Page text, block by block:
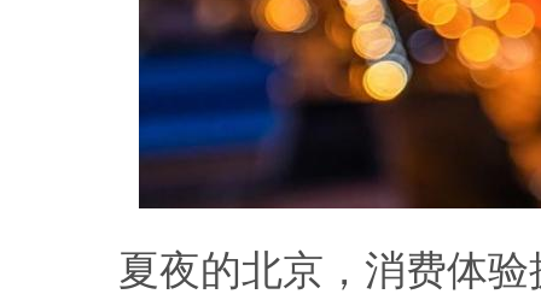
夏夜的北京，消费体验